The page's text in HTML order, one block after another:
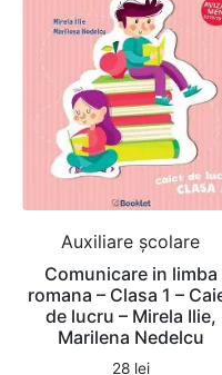
Auxiliare şcolare
Comunicare in limba
romana – Clasa 1 –
de lucru – Mirela Ilie,
Marilena Nedelcu
28 lei